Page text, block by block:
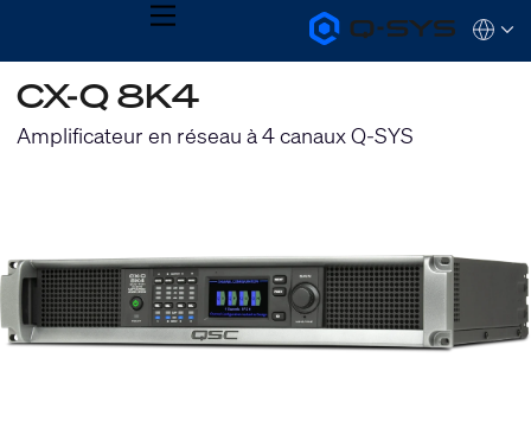
Q-
SYS
MENU
QSYS.com (English)
India (English)
Deutsch
Español
CX-Q 8K4
Amplificateur en réseau à 4 canaux Q-SYS